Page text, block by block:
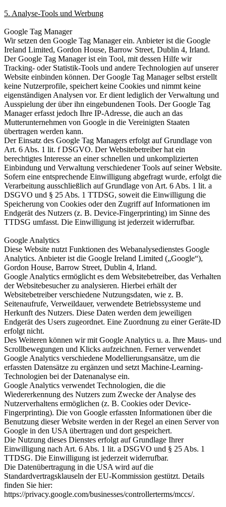
5. Analyse-Tools und Werbung
Google Tag Manager
Wir setzen den Google Tag Manager ein. Anbieter ist die Google
Ireland Limited, Gordon House, Barrow Street, Dublin 4, Irland.
Der Google Tag Manager ist ein Tool, mit dessen Hilfe wir
Tracking- oder Statistik-Tools und andere Technologien auf unserer
Website einbinden können. Der Google Tag Manager selbst erstellt
keine Nutzerprofile, speichert keine Cookies und nimmt keine
eigenständigen Analysen vor. Er dient lediglich der Verwaltung und
Ausspielung der über ihn eingebundenen Tools. Der Google Tag
Manager erfasst jedoch Ihre IP-Adresse, die auch an das
Mutterunternehmen von Google in die Vereinigten Staaten
übertragen werden kann.
Der Einsatz des Google Tag Managers erfolgt auf Grundlage von
Art. 6 Abs. 1 lit. f DSGVO. Der Websitebetreiber hat ein
berechtigtes Interesse an einer schnellen und unkomplizierten
Einbindung und Verwaltung verschiedener Tools auf seiner Website.
Sofern eine entsprechende Einwilligung abgefragt wurde, erfolgt die
Verarbeitung ausschließlich auf Grundlage von Art. 6 Abs. 1 lit. a
DSGVO und § 25 Abs. 1 TTDSG, soweit die Einwilligung die
Speicherung von Cookies oder den Zugriff auf Informationen im
Endgerät des Nutzers (z. B. Device-Fingerprinting) im Sinne des
TTDSG umfasst. Die Einwilligung ist jederzeit widerrufbar.
Google Analytics
Diese Website nutzt Funktionen des Webanalysedienstes Google
Analytics. Anbieter ist die Google Ireland Limited („Google“),
Gordon House, Barrow Street, Dublin 4, Irland.
Google Analytics ermöglicht es dem Websitebetreiber, das Verhalten
der Websitebesucher zu analysieren. Hierbei erhält der
Websitebetreiber verschiedene Nutzungsdaten, wie z. B.
Seitenaufrufe, Verweildauer, verwendete Betriebssysteme und
Herkunft des Nutzers. Diese Daten werden dem jeweiligen
Endgerät des Users zugeordnet. Eine Zuordnung zu einer Geräte-ID
erfolgt nicht.
Des Weiteren können wir mit Google Analytics u. a. Ihre Maus- und
Scrollbewegungen und Klicks aufzeichnen. Ferner verwendet
Google Analytics verschiedene Modellierungsansätze, um die
erfassten Datensätze zu ergänzen und setzt Machine-Learning-
Technologien bei der Datenanalyse ein.
Google Analytics verwendet Technologien, die die
Wiedererkennung des Nutzers zum Zwecke der Analyse des
Nutzerverhaltens ermöglichen (z. B. Cookies oder Device-
Fingerprinting). Die von Google erfassten Informationen über die
Benutzung dieser Website werden in der Regel an einen Server von
Google in den USA übertragen und dort gespeichert.
Die Nutzung dieses Dienstes erfolgt auf Grundlage Ihrer
Einwilligung nach Art. 6 Abs. 1 lit. a DSGVO und § 25 Abs. 1
TTDSG. Die Einwilligung ist jederzeit widerrufbar.
Die Datenübertragung in die USA wird auf die
Standardvertragsklauseln der EU-Kommission gestützt. Details
finden Sie hier:
https://privacy.google.com/businesses/controllerterms/mccs/.